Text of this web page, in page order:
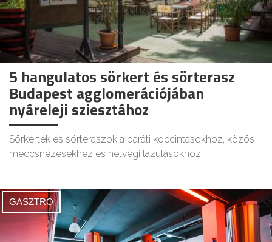
5 hangulatos sörkert és sörterasz
Budapest agglomerációjában
nyáreleji sziesztához
Sörkertek és sörteraszok a baráti koccintásokhoz, közös
meccsnézésekhez és hétvégi lazulásokhoz.
GASZTRO